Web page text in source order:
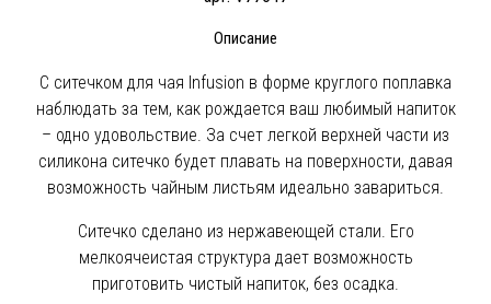
Описание
С ситечком для чая Infusion в форме круглого поплавка
наблюдать за тем, как рождается ваш любимый напиток
– одно удовольствие. За счет легкой верхней части из
силикона ситечко будет плавать на поверхности, давая
возможность чайным листьям идеально завариться.
Ситечко сделано из нержавеющей стали. Его
мелкоячеистая структура дает возможность
приготовить чистый напиток, без осадка.